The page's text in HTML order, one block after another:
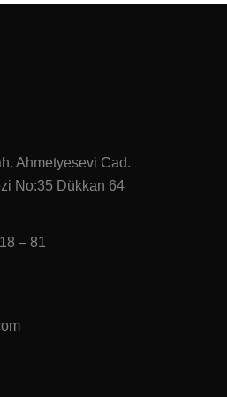
Ahmetyesevi Cad.
No:35 Dükkan 64
– 81